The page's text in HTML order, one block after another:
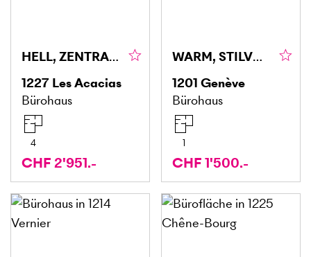
HELL, ZENTRAL, FUNKTIONAL, VIELSEITIG
1227 Les Acacias
Bürohaus
4
CHF 2'951.-
WARM, STILVOLL UND EINLADEND
1201 Genève
Bürohaus
1
CHF 1'500.-